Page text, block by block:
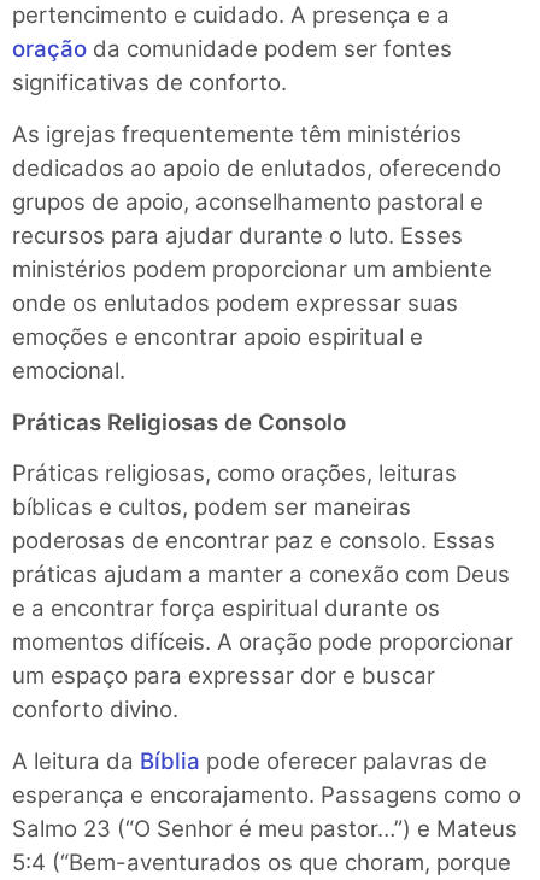
pertencimento e cuidado. A presença e a
oração da comunidade podem ser fontes
significativas de conforto.
As igrejas frequentemente têm ministérios
dedicados ao apoio de enlutados, oferecendo
grupos de apoio, aconselhamento pastoral e
recursos para ajudar durante o luto. Esses
ministérios podem proporcionar um ambiente
onde os enlutados podem expressar suas
emoções e encontrar apoio espiritual e
emocional.
Práticas Religiosas de Consolo
Práticas religiosas, como orações, leituras
bíblicas e cultos, podem ser maneiras
poderosas de encontrar paz e consolo. Essas
práticas ajudam a manter a conexão com Deus
e a encontrar força espiritual durante os
momentos difíceis. A oração pode proporcionar
um espaço para expressar dor e buscar
conforto divino.
A leitura da Bíblia pode oferecer palavras de
esperança e encorajamento. Passagens como o
Salmo 23 (“O Senhor é meu pastor…”) e Mateus
5:4 (“Bem-aventurados os que choram, porque